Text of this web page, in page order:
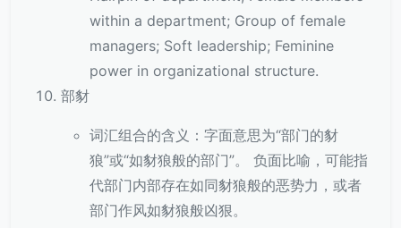
within a department; Group of female
managers; Soft leadership; Feminine
power in organizational structure.
部豺
词汇组合的含义：字面意思为“部门的豺
狼”或“如豺狼般的部门”。 负面比喻，可能指
代部门内部存在如同豺狼般的恶势力，或者
部门作风如豺狼般凶狠。